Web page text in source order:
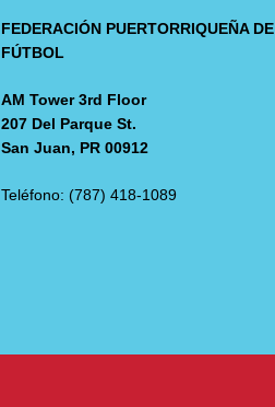
FEDERACIÓN PUERTORRIQUEÑA DE
FÚTBOL
AM Tower 3rd Floor
207 Del Parque St.
San Juan, PR 00912
Teléfono: (787) 418-1089